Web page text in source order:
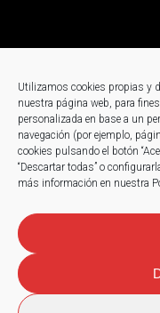
Utilizamos cookies propias y
nuestra página web, para
personalizada en base a un
navegación (por ejemplo,
cookies pulsando el botón
“Descartar todas” o
más información en nuestra